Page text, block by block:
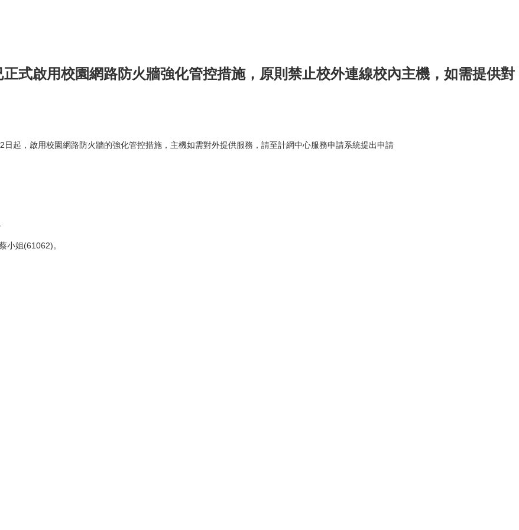
正式啟用校園網路防火牆強化管控措施，原則禁止校外連線校內主機，如需提供對
起，啟用校園網路防火牆的強化管控措施，主機如需對外提供服務，請至計網中心服務申請系統提出申請
小姐(61062)。